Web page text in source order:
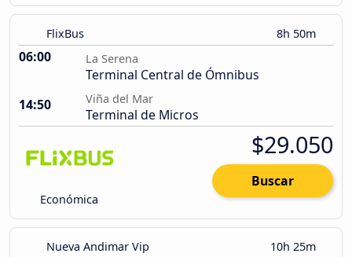
FlixBus 8h 50m
06:00 La Serena
Terminal Central de Ómnibus
14:50
Viña del Mar
Terminal de Micros
Económica
$29.050
Buscar
Nueva Andimar Vip 10h 25m